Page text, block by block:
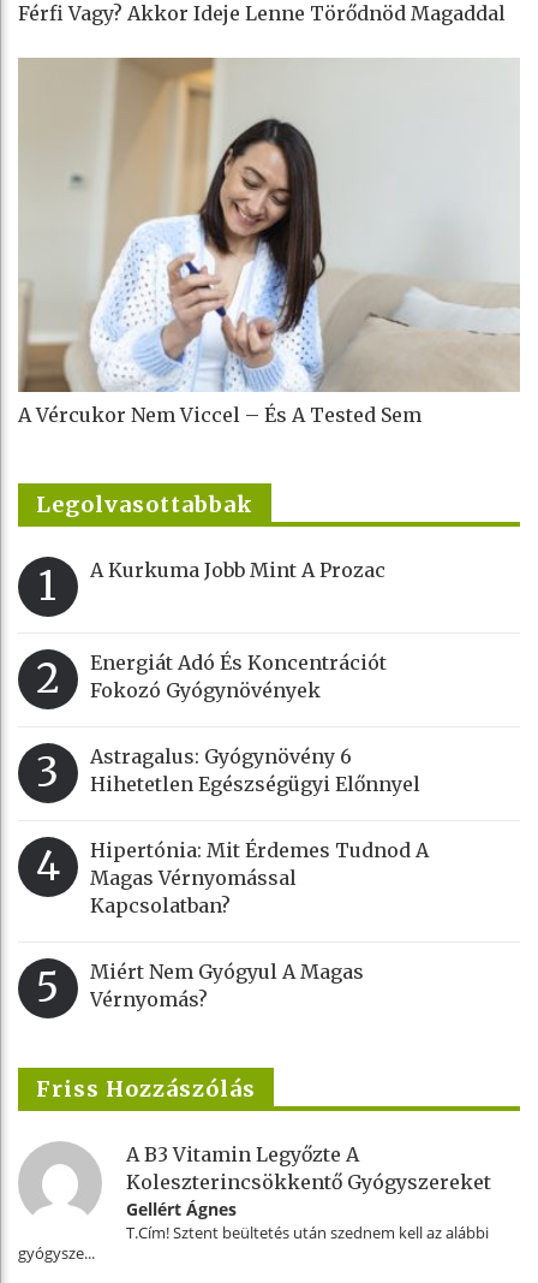
Férfi Vagy? Akkor Ideje Lenne Törődnöd Magaddal
A Vércukor Nem Viccel – És A Tested Sem
Legolvasottabbak
1 A Kurkuma Jobb Mint A Prozac
2
Energiát Adó És Koncentrációt
Fokozó Gyógynövények
3
Astragalus: Gyógynövény 6
Hihetetlen Egészségügyi Előnnyel
4
Hipertónia: Mit Érdemes Tudnod A
Magas Vérnyomással
Kapcsolatban?
5
Miért Nem Gyógyul A Magas
Vérnyomás?
Friss Hozzászólás
A B3 Vitamin Legyőzte A
Koleszterincsökkentő Gyógyszereket
Gellért Ágnes
T.Cím! Sztent beültetés után szednem kell az alábbi
gyógysze...